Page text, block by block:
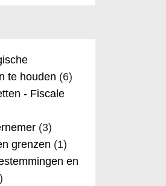
te houden (6)
- Fiscale
(3)
grenzen (1)
en